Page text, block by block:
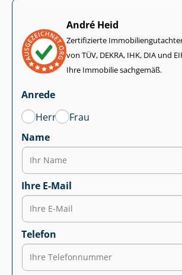
André Heid
Zertifizierte
von TÜV, DEKRA, IHK, DIA und
Ihre Immobilie sachgemäß.
Anrede
Herr
Frau
Name
Ihre E-Mail
Telefon